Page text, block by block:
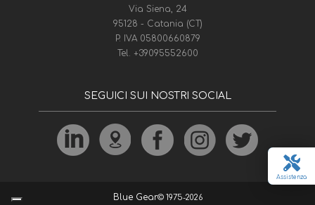
Assistenza
Via Siena, 24
95128 - Catania (CT)
P. IVA 05800660879
Tel.
+39095552600
SEGUICI SUI NOSTRI SOCIAL
Blue Gear© 1975-2026